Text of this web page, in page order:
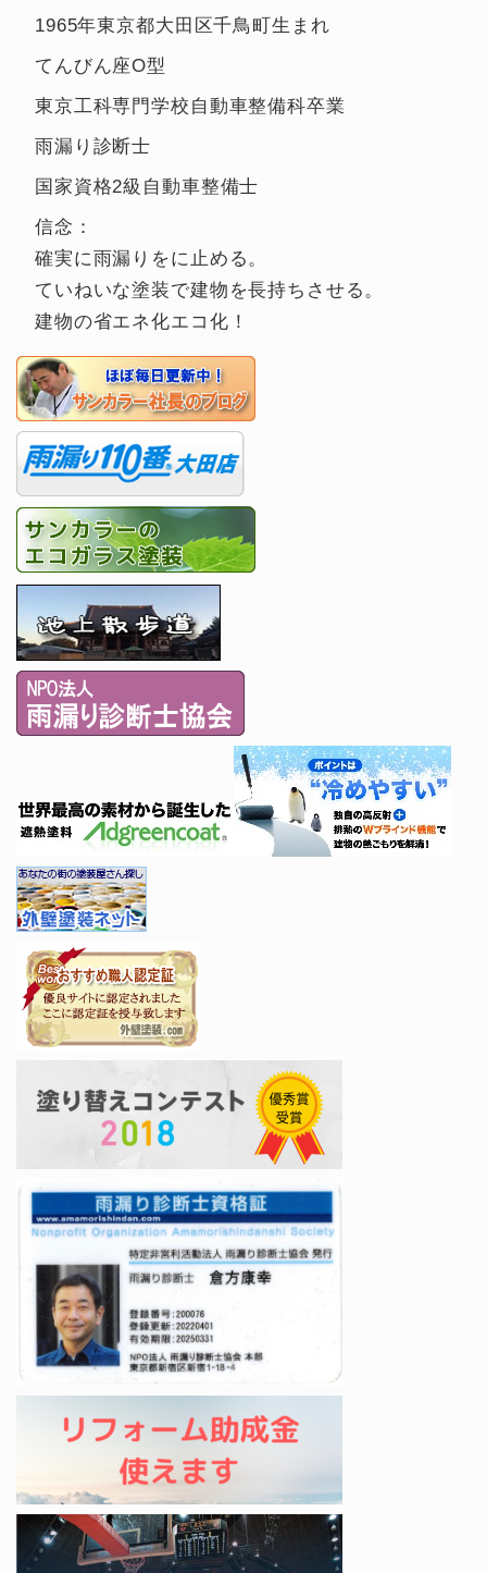
1965年東京都大田区千鳥町生まれ
てんびん座O型
東京工科専門学校自動車整備科卒業
雨漏り診断士
国家資格2級自動車整備士
信念：
確実に雨漏りをに止める。
ていねいな塗装で建物を長持ちさせる。
建物の省エネ化エコ化！